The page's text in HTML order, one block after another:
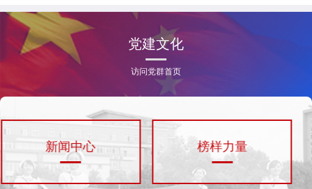
党建文化
访问党群首页
新闻中心 榜样力量